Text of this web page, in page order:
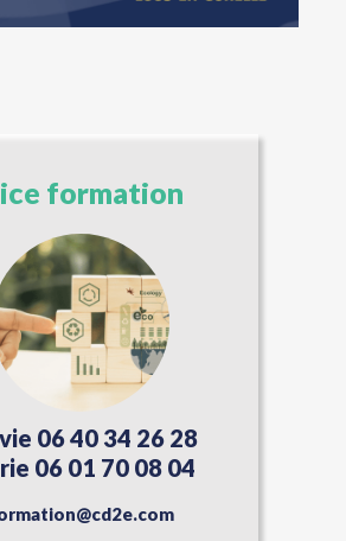
formation
06 40 34 26 28
06 01 70 08 04